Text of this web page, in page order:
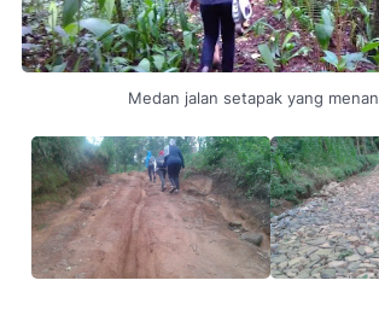
Medan jalan setapak yang